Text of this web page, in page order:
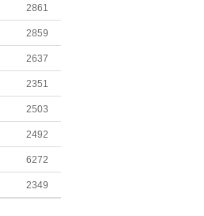
2861
2859
2637
2351
2503
2492
6272
2349